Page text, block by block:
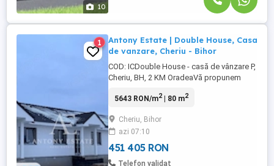
10
1
Antony Estate | Double House, Casa
de vanzare, Cheriu - Bihor
COD: ICDouble House - casă de vânzare P,
Cheriu, BH, 2 KM OradeaVă propunem
aflată la doar 2 KM de Oradea, în
95.000 euro,iar la alb 86.000 euro!Numele
acestei proprietăți este: Double ...
5643 RON/m2| 80 m2
Cheriu, Bihor
azi 07:10
451 405 RON
Telefon validat